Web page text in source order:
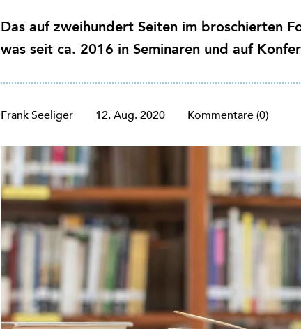
Das auf zweihundert Seiten im broschierten
was seit ca. 2016 in Seminaren und auf
Frank Seeliger 12. Aug. 2020 Kommentare (0)